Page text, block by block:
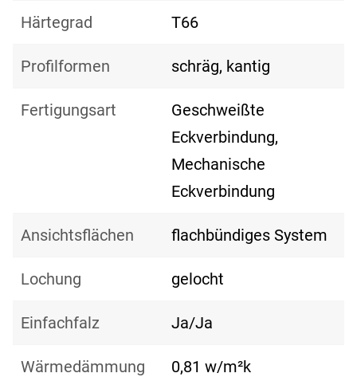
Härtegrad T66
Profilformen schräg, kantig
Fertigungsart
Geschweißte
Eckverbindung,
Mechanische
Eckverbindung
Ansichtsflächen flachbündiges System
Lochung gelocht
Einfachfalz Ja/Ja
Wärmedämmung 0,81 w/m²k